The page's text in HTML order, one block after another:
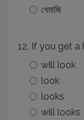
ধেমাজি
12. If you get a
will look
look
looks
will looks